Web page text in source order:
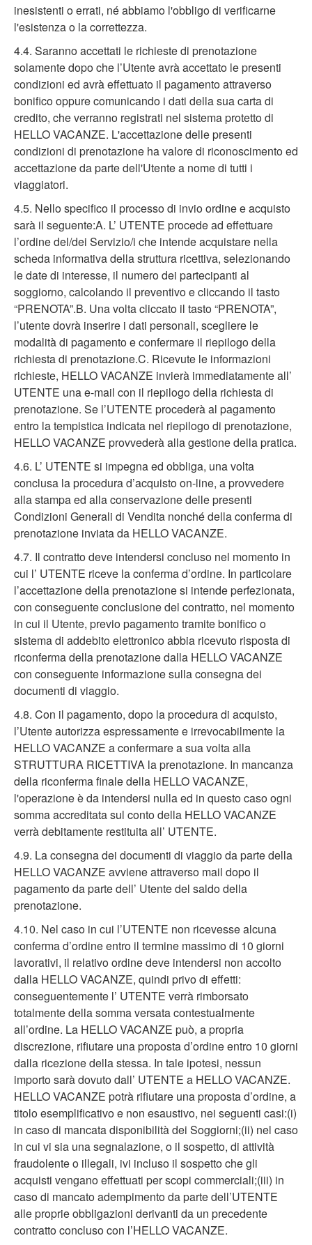
inesistenti o errati, né abbiamo l'obbligo di verificarne
l'esistenza o la correttezza.
4.4. Saranno accettati le richieste di prenotazione
solamente dopo che l’Utente avrà accettato le presenti
condizioni ed avrà effettuato il pagamento attraverso
bonifico oppure comunicando i dati della sua carta di
credito, che verranno registrati nel sistema protetto di
HELLO VACANZE. L'accettazione delle presenti
condizioni di prenotazione ha valore di riconoscimento ed
accettazione da parte dell'Utente a nome di tutti i
viaggiatori.
4.5. Nello specifico il processo di invio ordine e acquisto
sarà il seguente:A. L’ UTENTE procede ad effettuare
l’ordine del/dei Servizio/i che intende acquistare nella
scheda informativa della struttura ricettiva, selezionando
le date di interesse, il numero dei partecipanti al
soggiorno, calcolando il preventivo e cliccando il tasto
“PRENOTA”.B. Una volta cliccato il tasto “PRENOTA”,
l’utente dovrà inserire i dati personali, scegliere le
modalità di pagamento e confermare il riepilogo della
richiesta di prenotazione.C. Ricevute le informazioni
richieste, HELLO VACANZE invierà immediatamente all’
UTENTE una e-mail con il riepilogo della richiesta di
prenotazione. Se l’UTENTE procederà al pagamento
entro la tempistica indicata nel riepilogo di prenotazione,
HELLO VACANZE provvederà alla gestione della pratica.
4.6. L’ UTENTE si impegna ed obbliga, una volta
conclusa la procedura d’acquisto on-line, a provvedere
alla stampa ed alla conservazione delle presenti
Condizioni Generali di Vendita nonché della conferma di
prenotazione inviata da HELLO VACANZE.
4.7. Il contratto deve intendersi concluso nel momento in
cui l’ UTENTE riceve la conferma d’ordine. In particolare
l’accettazione della prenotazione si intende perfezionata,
con conseguente conclusione del contratto, nel momento
in cui il Utente, previo pagamento tramite bonifico o
sistema di addebito elettronico abbia ricevuto risposta di
riconferma della prenotazione dalla HELLO VACANZE
con conseguente informazione sulla consegna dei
documenti di viaggio.
4.8. Con il pagamento, dopo la procedura di acquisto,
l’Utente autorizza espressamente e irrevocabilmente la
HELLO VACANZE a confermare a sua volta alla
STRUTTURA RICETTIVA la prenotazione. In mancanza
della riconferma finale della HELLO VACANZE,
l'operazione è da intendersi nulla ed in questo caso ogni
somma accreditata sul conto della HELLO VACANZE
verrà debitamente restituita all’ UTENTE.
4.9. La consegna dei documenti di viaggio da parte della
HELLO VACANZE avviene attraverso mail dopo il
pagamento da parte dell’ Utente del saldo della
prenotazione.
4.10. Nel caso in cui l’UTENTE non ricevesse alcuna
conferma d’ordine entro il termine massimo di 10 giorni
lavorativi, il relativo ordine deve intendersi non accolto
dalla HELLO VACANZE, quindi privo di effetti:
conseguentemente l’ UTENTE verrà rimborsato
totalmente della somma versata contestualmente
all’ordine. La HELLO VACANZE può, a propria
discrezione, rifiutare una proposta d’ordine entro 10 giorni
dalla ricezione della stessa. In tale ipotesi, nessun
importo sarà dovuto dall’ UTENTE a HELLO VACANZE.
HELLO VACANZE potrà rifiutare una proposta d’ordine, a
titolo esemplificativo e non esaustivo, nei seguenti casi:(i)
in caso di mancata disponibilità dei Soggiorni;(ii) nel caso
in cui vi sia una segnalazione, o il sospetto, di attività
fraudolente o illegali, ivi incluso il sospetto che gli
acquisti vengano effettuati per scopi commerciali;(iii) in
caso di mancato adempimento da parte dell’UTENTE
alle proprie obbligazioni derivanti da un precedente
contratto concluso con l’HELLO VACANZE.